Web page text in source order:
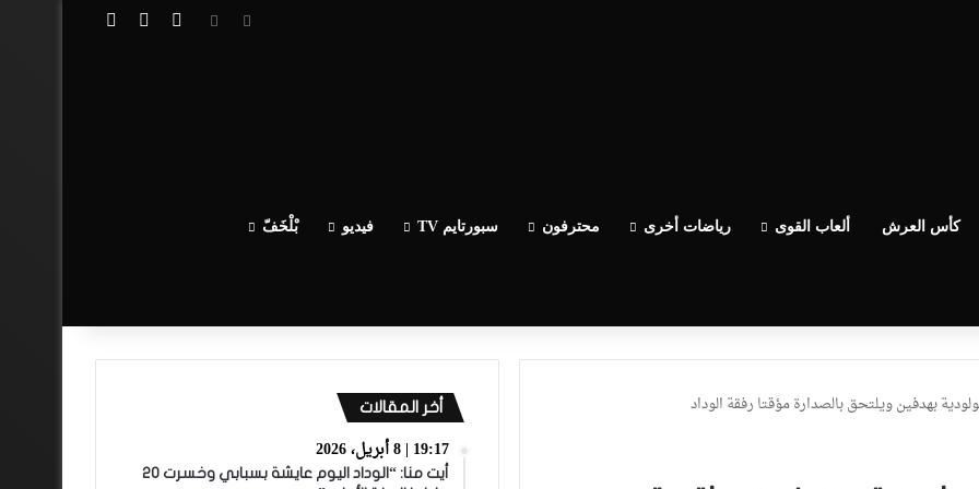
الوداد عيط ليهم قاضي التحقيق.. دابا حتى شي واحد ما بقا باغي يعاون” تسجيل الدخول
مقال عشوائي
كأس العرش ألعاب القوى رياضات أخرى محترفون سبورتايم TV فيديو بْلْخَفّ
بهدفين ويلتحق بالصدارة مؤقتا رفقة الوداد
أخر المقالات
19:17 | 8 أبريل، 2026
أيت منا: “الوداد اليوم عايشة بسبابي وخسرت 20